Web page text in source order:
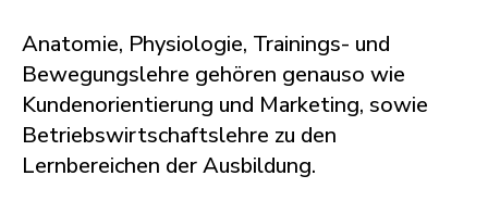
Anatomie, Physiologie, Trainings- und
Bewegungslehre gehören genauso wie
Kundenorientierung und Marketing, sowie
Betriebswirtschaftslehre zu den
Lernbereichen der Ausbildung.